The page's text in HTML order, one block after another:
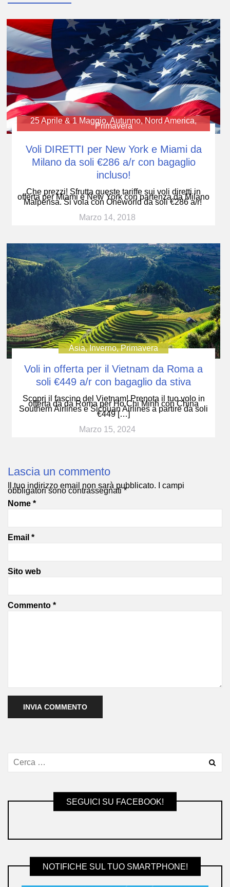
25 Aprile & 1 Maggio, Autunno, Nord America,
Primavera
Voli DIRETTI per New York e Miami da
Milano da soli €286 a/r con bagaglio
incluso!
Che prezzi! Sfrutta queste tariffe sui voli diretti in
offerta per Miami e New York con partenza da Milano
Malpensa. Si vola con Oneworld da soli €286 a/r!
Marzo 14, 2018
Asia,Inverno,Primavera
Voli in offerta per il Vietnam da Roma a
soli €449 a/r con bagaglio da stiva
Scopri il fascino del Vietnam! Prenota il tuo volo in
offerta da da Roma per Ho Chi Minh con China
Southern Airlines e Sichuan Airlines a partire da soli
€449 […]
Marzo 15, 2024
Lascia un commento
Il tuo indirizzo email non sarà pubblicato. I campi
obbligatori sono contrassegnati*
Nome *
Email *
Sito web
Commento *
SEGUICI SU FACEBOOK!
NOTIFICHE SUL TUO SMARTPHONE!